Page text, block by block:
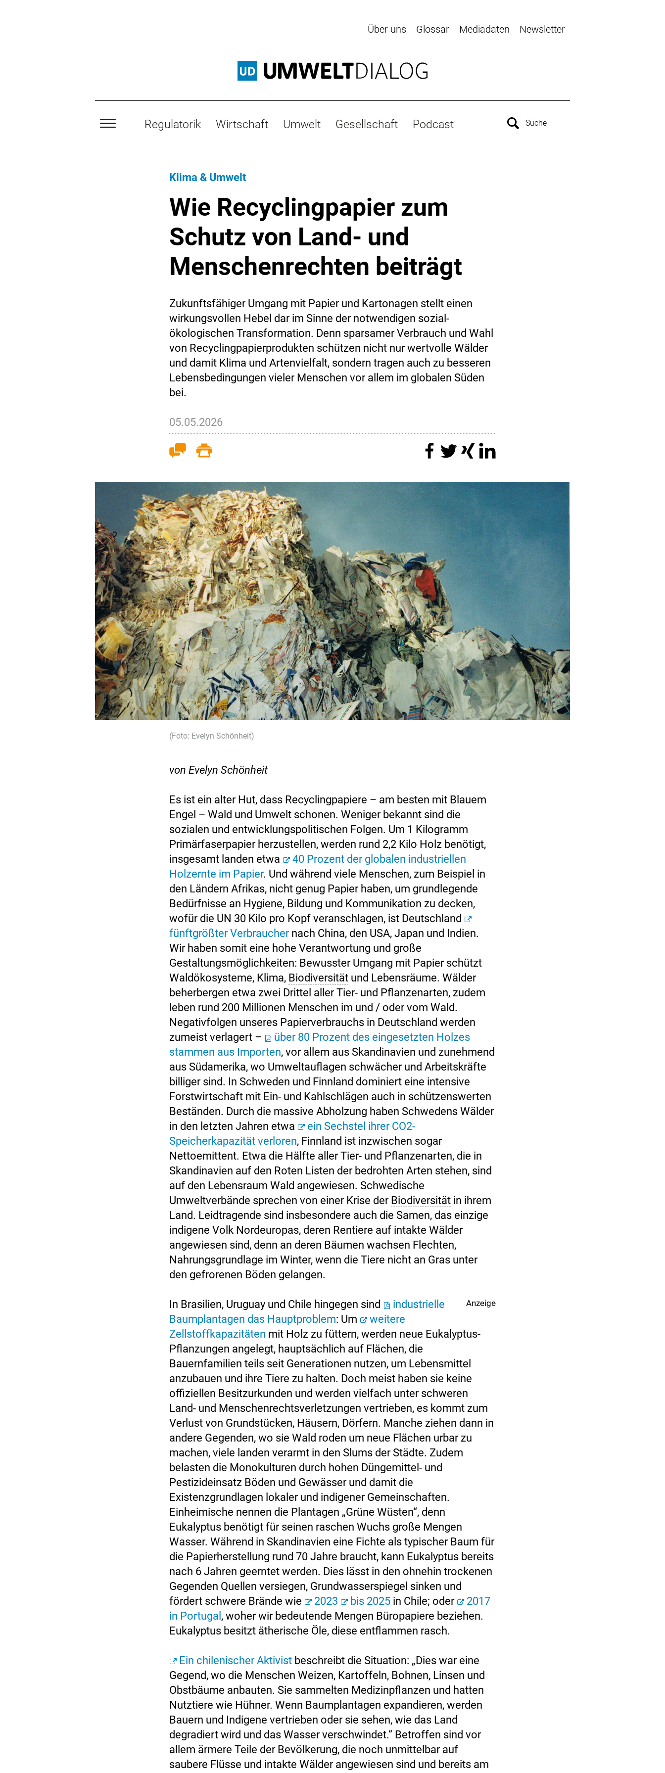
Über uns Glossar Mediadaten Newsletter
Regulatorik Wirtschaft Umwelt Gesellschaft Podcast
Klima & Umwelt
Wie Recyclingpapier zum
Schutz von Land- und
Menschenrechten beiträgt
Zukunftsfähiger Umgang mit Papier und Kartonagen stellt einen
wirkungsvollen Hebel dar im Sinne der notwendigen sozial-
ökologischen Transformation. Denn sparsamer Verbrauch und Wahl
von Recyclingpapierprodukten schützen nicht nur wertvolle Wälder
und damit Klima und Artenvielfalt, sondern tragen auch zu besseren
Lebensbedingungen vieler Menschen vor allem im globalen Süden
bei.
05.05.2026
(Foto: Evelyn Schönheit)
von Evelyn Schönheit
Es ist ein alter Hut, dass Recyclingpapiere – am besten mit Blauem
Engel – Wald und Umwelt schonen. Weniger bekannt sind die
sozialen und entwicklungspolitischen Folgen. Um 1 Kilogramm
Primärfaserpapier herzustellen, werden rund 2,2 Kilo Holz benötigt,
insgesamt landen etwa
40 Prozent der globalen industriellen
Holzernte im Papier. Und während viele Menschen, zum Beispiel in
den Ländern Afrikas, nicht genug Papier haben, um grundlegende
Bedürfnisse an Hygiene, Bildung und Kommunikation zu decken,
wofür die UN 30 Kilo pro Kopf veranschlagen, ist Deutschland
fünftgrößter Verbrauchernach China, den USA, Japan und Indien.
Wir haben somit eine hohe Verantwortung und große
Gestaltungsmöglichkeiten: Bewusster Umgang mit Papier schützt
Waldökosysteme, Klima, Biodiversität und Lebensräume. Wälder
beherbergen etwa zwei Drittel aller Tier- und Pflanzenarten, zudem
leben rund 200 Millionen Menschen im und / oder vom Wald.
Negativfolgen unseres Papierverbrauchs in Deutschland werden
zumeist verlagert –
über 80 Prozent des eingesetzten Holzes
stammen aus Importen, vor allem aus Skandinavien und zunehmend
aus Südamerika, wo Umweltauflagen schwächer und Arbeitskräfte
billiger sind. In Schweden und Finnland dominiert eine intensive
Forstwirtschaft mit Ein- und Kahlschlägen auch in schützenswerten
Beständen. Durch die massive Abholzung haben Schwedens Wälder
in den letzten Jahren etwa
ein Sechstel ihrer CO2-
Speicherkapazität verloren, Finnland ist inzwischen sogar
Nettoemittent. Etwa die Hälfte aller Tier- und Pflanzenarten, die in
Skandinavien auf den Roten Listen der bedrohten Arten stehen, sind
auf den Lebensraum Wald angewiesen. Schwedische
Umweltverbände sprechen von einer Krise der Biodiversität in ihrem
Land. Leidtragende sind insbesondere auch die Samen, das einzige
indigene Volk Nordeuropas, deren Rentiere auf intakte Wälder
angewiesen sind, denn an deren Bäumen wachsen Flechten,
Nahrungsgrundlage im Winter, wenn die Tiere nicht an Gras unter
den gefrorenen Böden gelangen.
Anzeige
In Brasilien, Uruguay und Chile hingegen sind
industrielle
Baumplantagen das Hauptproblem: Um
weitere
Zellstoffkapazitäten mit Holz zu füttern, werden neue Eukalyptus-
Pflanzungen angelegt, hauptsächlich auf Flächen, die
Bauernfamilien teils seit Generationen nutzen, um Lebensmittel
anzubauen und ihre Tiere zu halten. Doch meist haben sie keine
offiziellen Besitzurkunden und werden vielfach unter schweren
Land- und Menschenrechtsverletzungen vertrieben, es kommt zum
Verlust von Grundstücken, Häusern, Dörfern. Manche ziehen dann in
andere Gegenden, wo sie Wald roden um neue Flächen urbar zu
machen, viele landen verarmt in den Slums der Städte. Zudem
belasten die Monokulturen durch hohen Düngemittel- und
Pestizideinsatz Böden und Gewässer und damit die
Existenzgrundlagen lokaler und indigener Gemeinschaften.
Einheimische nennen die Plantagen „Grüne Wüsten“, denn
Eukalyptus benötigt für seinen raschen Wuchs große Mengen
Wasser. Während in Skandinavien eine Fichte als typischer Baum für
die Papierherstellung rund 70 Jahre braucht, kann Eukalyptus bereits
nach 6 Jahren geerntet werden. Dies lässt in den ohnehin trockenen
Gegenden Quellen versiegen, Grundwasserspiegel sinken und
fördert schwere Brände wie
2023 bis 2025 in Chile; oder
2017
in Portugal , woher wir bedeutende Mengen Büropapiere beziehen.
Eukalyptus besitzt ätherische Öle, diese entflammen rasch.
Ein chilenischer Aktivist beschreibt die Situation: „Dies war eine
Gegend, wo die Menschen Weizen, Kartoffeln, Bohnen, Linsen und
Obstbäume anbauten. Sie sammelten Medizinpflanzen und hatten
Nutztiere wie Hühner. Wenn Baumplantagen expandieren, werden
Bauern und Indigene vertrieben oder sie sehen, wie das Land
degradiert wird und das Wasser verschwindet.“ Betroffen sind vor
allem ärmere Teile der Bevölkerung, die noch unmittelbar auf
saubere Flüsse und intakte Wälder angewiesen sind und bereits am